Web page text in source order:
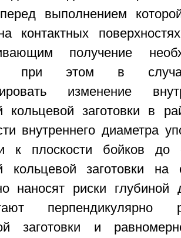
выполнением
контактных
получение
при этом в случае
изменение
кольцевой заготовки в
внутреннего диаметра
к плоскости бойков
кольцевой заготовки
наносят риски
перпендикулярно
заготовки и